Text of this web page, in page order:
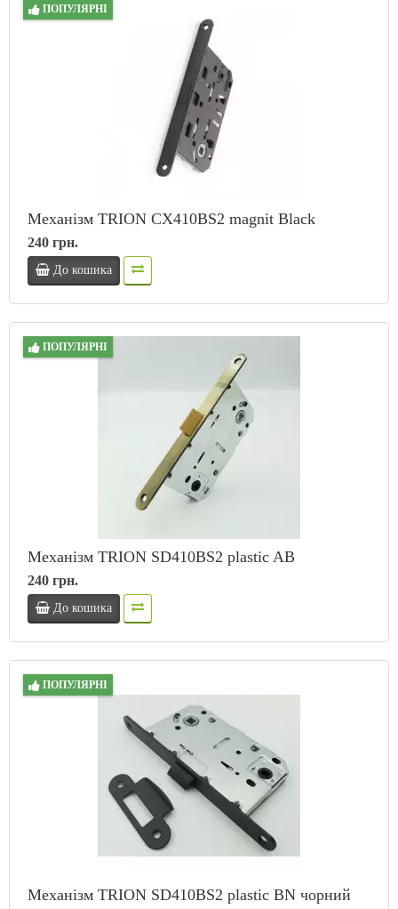
ПОПУЛЯРНІ
Механізм TRION CX410BS2 magnit Black
240 грн.
До кошика
ПОПУЛЯРНІ
Механізм TRION SD410BS2 plastic AB
240 грн.
До кошика
ПОПУЛЯРНІ
Механізм TRION SD410BS2 plastic BN чорний